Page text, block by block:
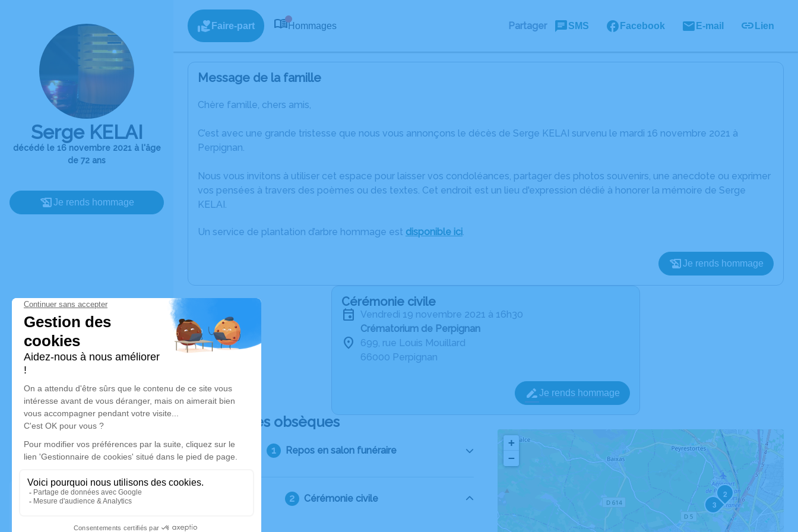
Serge KELAI
décédé le 16 novembre 2021 à l'âge
de 72 ans
Je rends hommage
Faire-part Hommages Partager SMS Facebook E-mail Lien
Message de la famille
Chère famille, chers amis,
C’est avec une grande tristesse que nous vous annonçons le décès de Serge KELAI survenu le mardi 16 novembre 2021 à
Perpignan.
Nous vous invitons à utiliser cet espace pour laisser vos condoléances, partager des photos souvenirs, une anecdote ou exprimer
vos pensées à travers des poèmes ou des textes. Cet endroit est un lieu d'expression dédié à honorer la mémoire de Serge
KELAI.
Un service de plantation d’arbre hommage est disponible ici.
Je rends hommage
Cérémonie civile
vendredi 19 novembre 2021 à 16h30
Crématorium de Perpignan
699, rue Louis Mouillard
66000 Perpignan
Je rends hommage
Déroulé des obsèques
Repos en salon funéraire
Cérémonie civile
2
3
+
−